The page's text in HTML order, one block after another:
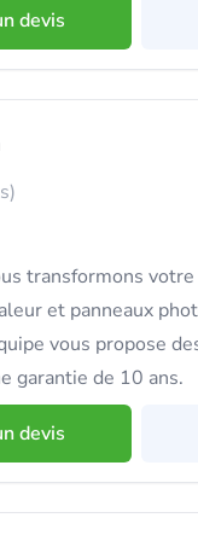
devis
transformons
et panneaux
vous propose
garantie de 10 ans.
devis